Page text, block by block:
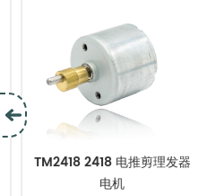
TM2418 2418 电推剪理发器
电机